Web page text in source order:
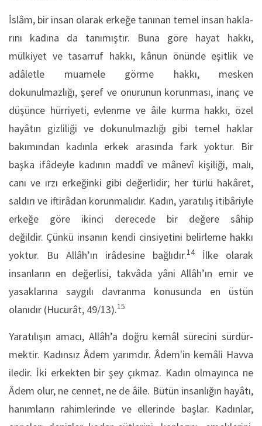
İslâm, bir insan olarak erkeğe tanınan temel insan hakla­
rını kadına da tanımıştır. Buna göre hayat hakkı,
mülkiyet ve tasarruf hakkı, kânun önünde eşitlik ve
adâletle muamele görme hakkı, mesken
dokunulmazlığı, şeref ve onurunun korunması, inanç ve
düşünce hürriyeti, evlenme ve âile kurma hakkı, özel
hayâtın gizliliği ve dokunulmazlığı gibi temel haklar
bakımından kadınla erkek arasında fark yok­tur. Bir
başka ifâdeyle kadının maddî ve mânevî kişiliği, malı,
canı ve ırzı erkeğinki gibi değerlidir; her türlü hakâret,
saldırı ve iftirâdan korunmalıdır. Kadın, yaratılış itibâriyle
erkeğe göre ikinci derecede bir değere sâhip
değildir. Çünkü insanın kendi cinsiyetini belirleme hakkı
yoktur. Bu Allâh’ın irâdesine bağlıdır.14İlke olarak
insanların en değerlisi, takvâda yâni Allâh’ın emir ve
yasaklarına saygılı davranma konusunda en üstün
olanıdır (Hucurât, 49/13).15
Yaratılışın amacı, Allâh’a doğru kemâl sürecini sürdür­
mektir. Kadınsız Âdem yarımdır. Âdem'in kemâli Havva
iledir. İki erkekten bir şey çıkmaz. Kadın olmayınca ne
Âdem olur, ne cennet, ne de âile. Bütün insanlığın hayâtı,
hanımların rahimlerinde ve ellerinde başlar. Kadınlar,